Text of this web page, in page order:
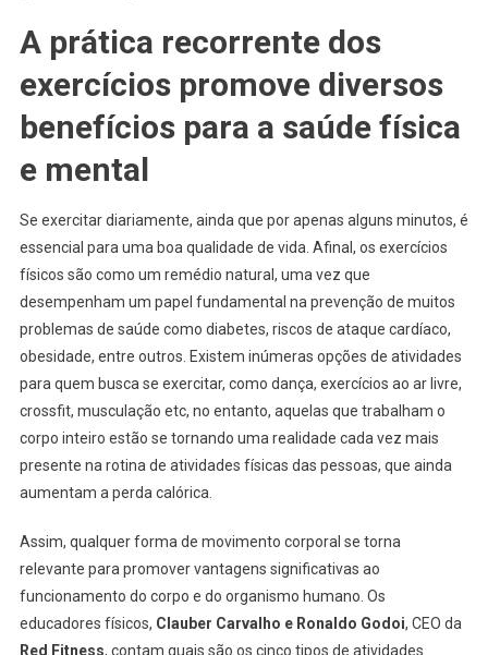
A prática recorrente dos
exercícios promove diversos
benefícios para a saúde física
e mental
Se exercitar diariamente, ainda que por apenas alguns minutos, é
essencial para uma boa qualidade de vida. Afinal, os exercícios
físicos são como um remédio natural, uma vez que
desempenham um papel fundamental na prevenção de muitos
problemas de saúde como diabetes, riscos de ataque cardíaco,
obesidade, entre outros. Existem inúmeras opções de atividades
para quem busca se exercitar, como dança, exercícios ao ar livre,
crossfit, musculação etc, no entanto, aquelas que trabalham o
corpo inteiro estão se tornando uma realidade cada vez mais
presente na rotina de atividades físicas das pessoas, que ainda
aumentam a perda calórica.
Assim, qualquer forma de movimento corporal se torna
relevante para promover vantagens significativas ao
funcionamento do corpo e do organismo humano. Os
educadores físicos, Clauber Carvalho e Ronaldo Godoi, CEO da
Red Fitness, contam quais são os cinco tipos de atividades